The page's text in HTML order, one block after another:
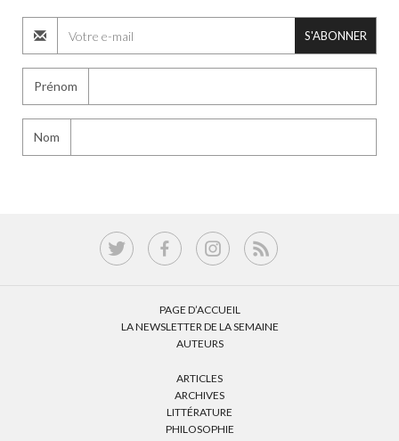
S'ABONNER
Prénom
Nom
PAGE D’ACCUEIL
LA NEWSLETTER DE LA SEMAINE
AUTEURS
ARTICLES
ARCHIVES
LITTÉRATURE
PHILOSOPHIE